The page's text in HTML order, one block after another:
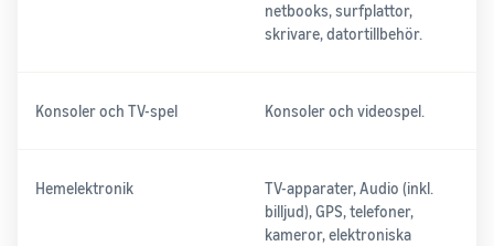
netbooks, surfplattor,
skrivare, datortillbehör.
Konsoler och TV-spel Konsoler och videospel.
Hemelektronik
TV-apparater, Audio (inkl.
billjud), GPS, telefoner,
kameror, elektroniska